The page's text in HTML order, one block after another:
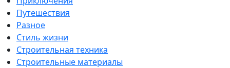
Путешествия
Разное
Стиль жизни
Строительная техника
Строительные материалы